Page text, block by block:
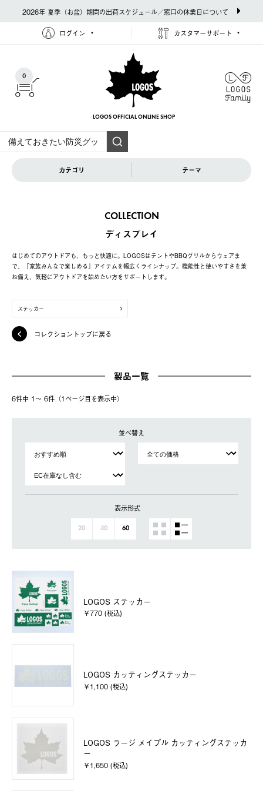
2026年 夏季（お盆）期間の出荷スケジュール／窓口の休業日について
ログイン カスタマーサポート
0
LOGOS OFFICIAL ONLINE SHOP
カテゴリ テーマ
COLLECTION
ディスプレイ
はじめてのアウトドアも、もっと快適に。LOGOSはテントやBBQグリルからウェアま
で、「家族みんなで楽しめる」アイテムを幅広くラインナップ。機能性と使いやすさを兼
ね備え、気軽にアウトドアを始めたい方をサポートします。
ステッカー
コレクショントップに戻る
製品一覧
6件中 1〜 6件（1ページ⽬を表⽰中）
並べ替え
表示形式
20 40 60
LOGOS ステッカー
￥770 (税込)
LOGOS カッティングステッカー
￥1,100 (税込)
LOGOS ラージ メイプル カッティングステッカ
ー
￥1,650 (税込)